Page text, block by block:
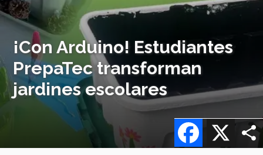
¡Con Arduino! Estudiantes
PrepaTec transforman
jardines escolares
X
Facebook